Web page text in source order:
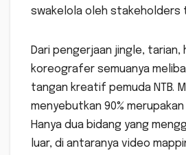
swakelola oleh stakeholders
Dari pengerjaan jingle, tarian,
koreografer semuanya
tangan kreatif pemuda NTB.
menyebutkan 90% merupakan
Hanya dua bidang yang
luar, di antaranya video